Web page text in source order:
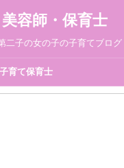
容師・保育士
二子の女の子の子育てブログ
子育て保育士